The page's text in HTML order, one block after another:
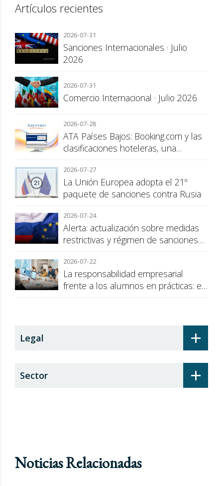
Artículos recientes
2026-07-31
Sanciones Internacionales · Julio
2026
2026-07-31
Comercio Internacional · Julio 2026
2026-07-28
ATA Países Bajos: Booking.com y las
clasificaciones hoteleras, una
consumidor
2026-07-27
La Unión Europea adopta el 21º
paquete de sanciones contra Rusia
2026-07-24
Alerta: actualización sobre medidas
restrictivas y régimen de sanciones
2026-07-22
La responsabilidad empresarial
frente a los alumnos en prácticas: el
+
Legal
+
Sector
Noticias Relacionadas